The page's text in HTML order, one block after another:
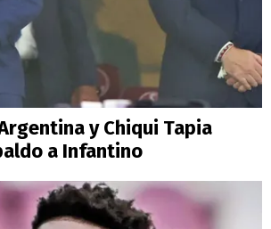
y Chiqui Tapia
a Infantino